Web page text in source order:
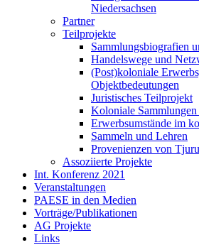
Niedersachsen
Partner
Teilprojekte
Sammlungsbiografien
Handelswege und
(Post)koloniale
Objektbedeutungen
Juristisches Teilprojekt
Koloniale
Erwerbsumstände im
Sammeln und Lehren
Provenienzen von
Assoziierte Projekte
Int. Konferenz 2021
Veranstaltungen
PAESE in den Medien
Vorträge/Publikationen
AG Projekte
Links